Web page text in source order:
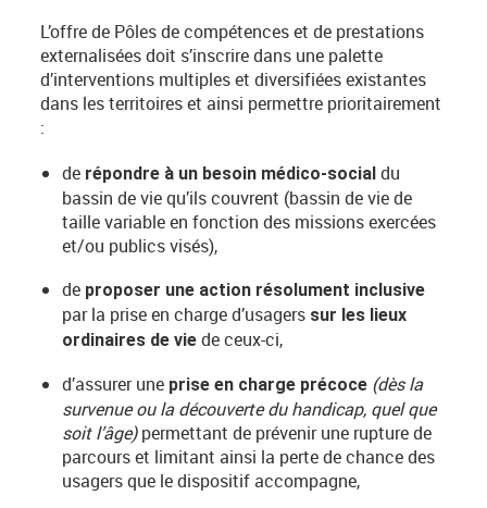
L’offre de Pôles de compétences et de prestations
externalisées doit s’inscrire dans une palette
d’interventions multiples et diversifiées existantes
dans les territoires et ainsi permettre prioritairement
:
de répondre à un besoin médico-social du
bassin de vie qu’ils couvrent (bassin de vie de
taille variable en fonction des missions exercées
et/ou publics visés),
de proposer une action résolument inclusive
par la prise en charge d’usagers sur les lieux
ordinaires de vie de ceux-ci,
d’assurer une prise en charge précoce (dès la
survenue ou la découverte du handicap, quel que
soit l’âge)permettant de prévenir une rupture de
parcours et limitant ainsi la perte de chance des
usagers que le dispositif accompagne,